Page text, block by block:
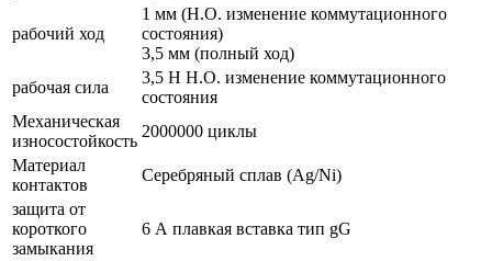
рабочий ход
1 мм (Н.О. изменение коммутационного
состояния)
3,5 мм (полный ход)
рабочая сила
3,5 Н Н.О. изменение коммутационного
состояния
Механическая
износостойкость
2000000 циклы
Материал
контактов
Серебряный сплав (Ag/Ni)
защита от
короткого
замыкания
6 А плавкая вставка тип gG